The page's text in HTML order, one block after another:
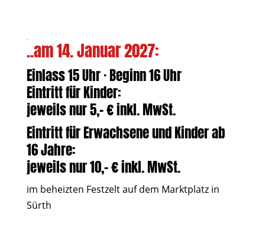
..am 14. Januar 2027:
Einlass 15 Uhr · Beginn 16 Uhr
Eintritt für Kinder:
jeweils nur 5,– € inkl. MwSt.
Eintritt für Erwachsene und Kinder ab
16 Jahre:
jeweils nur 10,– € inkl. MwSt.
im beheizten Festzelt auf dem Marktplatz in
Sürth